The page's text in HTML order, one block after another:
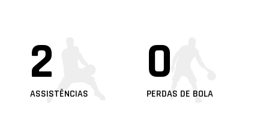
2
ASSISTÊNCIAS
0
PERDAS DE BOLA